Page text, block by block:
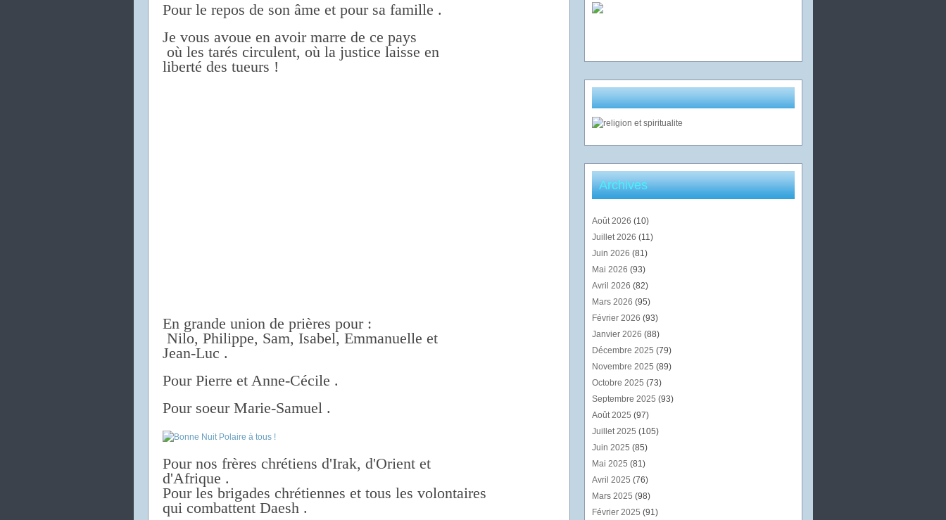
Pour le repos de son âme et pour sa famille .
Je vous avoue en avoir marre de ce pays
où les tarés circulent, où la justice laisse en
liberté des tueurs !
En grande union de prières pour :
Nilo, Philippe, Sam, Isabel, Emmanuelle et
Jean-Luc .
Pour Pierre et Anne-Cécile .
Pour soeur Marie-Samuel .
Pour nos frères chrétiens d'Irak, d'Orient et
d'Afrique .
Pour les brigades chrétiennes et tous les volontaires
qui combattent Daesh .
Archives
Août 2026 (10)
Juillet 2026 (11)
Juin 2026 (81)
Mai 2026 (93)
Avril 2026 (82)
Mars 2026 (95)
Février 2026 (93)
Janvier 2026 (88)
Décembre 2025 (79)
Novembre 2025 (89)
Octobre 2025 (73)
Septembre 2025 (93)
Août 2025 (97)
Juillet 2025 (105)
Juin 2025 (85)
Mai 2025 (81)
Avril 2025 (76)
Mars 2025 (98)
Février 2025 (91)